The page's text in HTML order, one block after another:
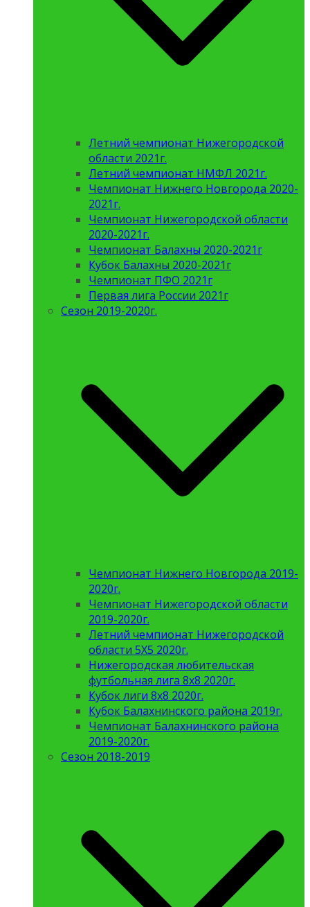
Летний чемпионат Нижегородской
области 2021г.
Летний чемпионат НМФЛ 2021г.
Чемпионат Нижнего Новгорода 2020-
2021г.
Чемпионат Нижегородской области
2020-2021г.
Чемпионат Балахны 2020-2021г
Кубок Балахны 2020-2021г
Чемпионат ПФО 2021г
Первая лига России 2021г
Сезон 2019-2020г.
Чемпионат Нижнего Новгорода 2019-
2020г.
Чемпионат Нижегородской области
2019-2020г.
Летний чемпионат Нижегородской
области 5Х5 2020г.
Нижегородская любительская
футбольная лига 8х8 2020г.
Кубок лиги 8х8 2020г.
Кубок Балахнинского района 2019г.
Чемпионат Балахнинского района
2019-2020г.
Сезон 2018-2019